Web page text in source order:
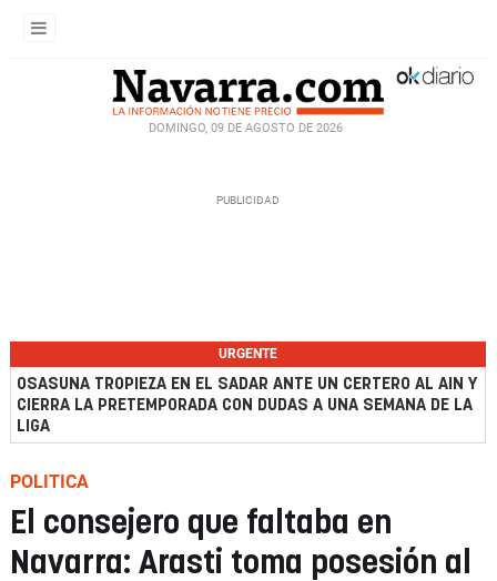
DOMINGO, 09 DE AGOSTO DE 2026
URGENTE
OSASUNA TROPIEZA EN EL SADAR ANTE UN CERTERO AL AIN Y
CIERRA LA PRETEMPORADA CON DUDAS A UNA SEMANA DE LA
LIGA
POLITICA
El consejero que faltaba en
Navarra: Arasti toma posesión al